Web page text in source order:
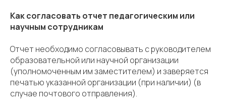
Как согласовать отчет педагогическим или
научным сотрудникам
Отчет необходимо согласовывать с руководителем
образовательной или научной организации
(уполномоченным им заместителем) и заверяется
печатью указанной организации (при наличии) (в
случае почтового отправления).